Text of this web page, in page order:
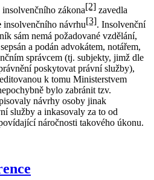
insolvenčního zákona[2] zavedla
insolvenčního návrhu[3]. Insolvenční
sám nemá požadované vzdělání,
a podán advokátem, notářem,
správcem (tj. subjekty, jimž dle
poskytovat právní služby),
k tomu Ministerstvem
bylo zabránit tzv.
návrhy osoby jinak
služby a inkasovaly za to od
náročnosti takového úkonu.